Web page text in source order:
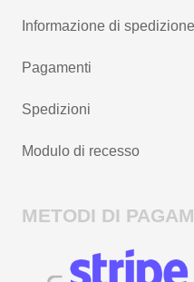
Informazione di spedizione
Pagamenti
Spedizioni
Modulo di recesso
METODI DI